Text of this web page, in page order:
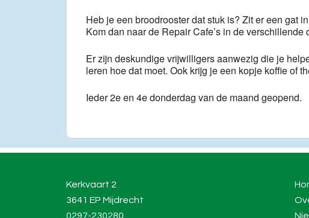
Heb je een broodrooster dat stuk is? Zit er een gat
Kom dan naar de Repair Cafe’s in de
Er zijn deskundige vrijwilligers aanwezig die je
leren hoe dat moet. Ook krijg je een kopje koffie of
Ieder 2e en 4e donderdag van de maand geopend.
Kerkvaart 2
3641 EP Mijdrecht
0297-230280